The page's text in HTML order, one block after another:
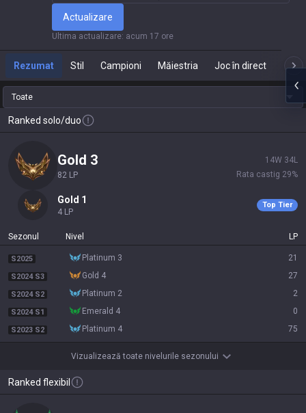
Actualizare
Ultima actualizare: acum 17 ore
Rezumat Stil Campioni Măiestria Joc în direct
Toate
Ranked solo/duo
gold 3
82 LP
14W 34L
Rata castig 29%
gold 1
4 LP
Top Tier
Sezonul Nivel LP
S2025 platinum 3 21
S2024 S3 gold 4 27
S2024 S2 platinum 2 2
S2024 S1 emerald 4 0
S2023 S2 platinum 4 75
Vizualizează toate nivelurile sezonului
Ranked flexibil